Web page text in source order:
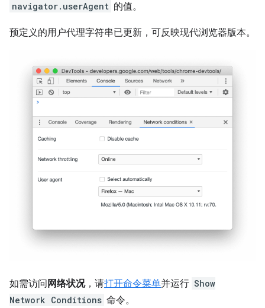
navigator.userAgent 的值。
预定义的用户代理字符串已更新，可反映现代浏览器版本。
如需访问 网络状况，请打开命令菜单并运行 Show
Network Conditions 命令。